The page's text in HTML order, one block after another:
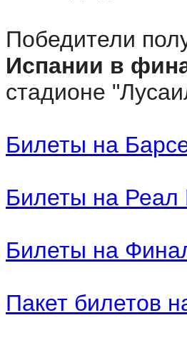
Победители
Испании в
стадионе
Билеты на
Билеты на
Билеты на
Пакет билетов